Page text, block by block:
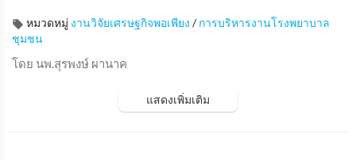
หมวดหมู่ งานวิจัยเศรษฐกิจพอเพียง /การบริหารงานโรงพยาบาล
ชุมชน
โดย นพ.สุรพงษ์ ผานาค
แสดงเพิ่มเติม